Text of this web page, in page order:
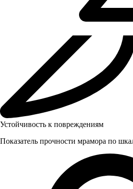
Устойчивость к повреждениям
Показатель прочности мрамора по